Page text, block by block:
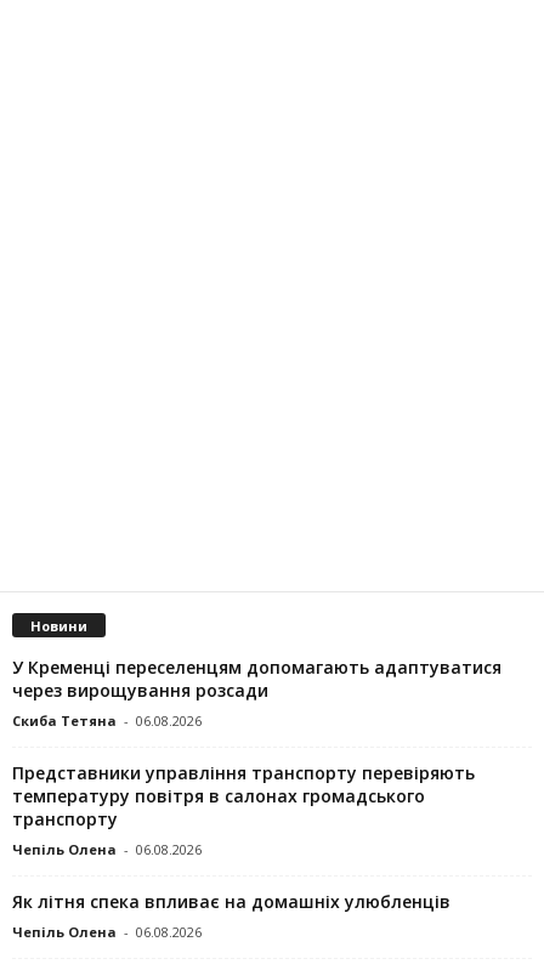
Новини
У Кременці переселенцям допомагають адаптуватися
через вирощування розсади
Скиба Тетяна - 06.08.2026
Представники управління транспорту перевіряють
температуру повітря в салонах громадського
транспорту
Чепіль Олена - 06.08.2026
Як літня спека впливає на домашніх улюбленців
Чепіль Олена - 06.08.2026